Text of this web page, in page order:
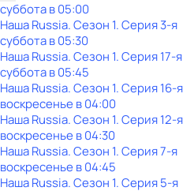
субботав05:00
Наша Russia. Сезон 1. Серия 3-я
субботав05:30
Наша Russia. Сезон 1. Серия 17-я
субботав05:45
Наша Russia. Сезон 1. Серия 16-я
воскресенье в04:00
Наша Russia. Сезон 1. Серия 12-я
воскресенье в04:30
Наша Russia. Сезон 1. Серия 7-я
воскресенье в04:45
Наша Russia. Сезон 1. Серия 5-я